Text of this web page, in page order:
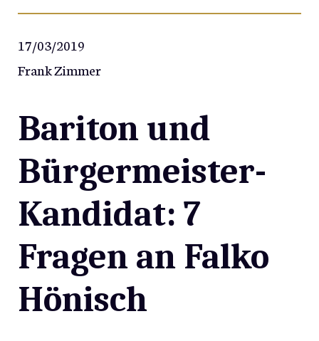
17/03/2019
Frank Zimmer
Bariton und
Bürgermeister-
Kandidat: 7
Fragen an Falko
Hönisch